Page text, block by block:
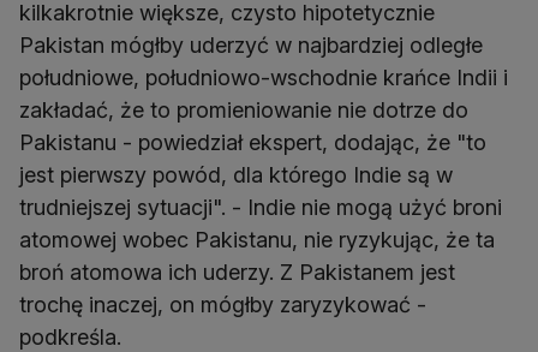
kilkakrotnie większe, czysto hipotetycznie
Pakistan mógłby uderzyć w najbardziej odległe
południowe, południowo-wschodnie krańce Indii i
zakładać, że to promieniowanie nie dotrze do
Pakistanu - powiedział ekspert, dodając, że "to
jest pierwszy powód, dla którego Indie są w
trudniejszej sytuacji". - Indie nie mogą użyć broni
atomowej wobec Pakistanu, nie ryzykując, że ta
broń atomowa ich uderzy. Z Pakistanem jest
trochę inaczej, on mógłby zaryzykować -
podkreśla.